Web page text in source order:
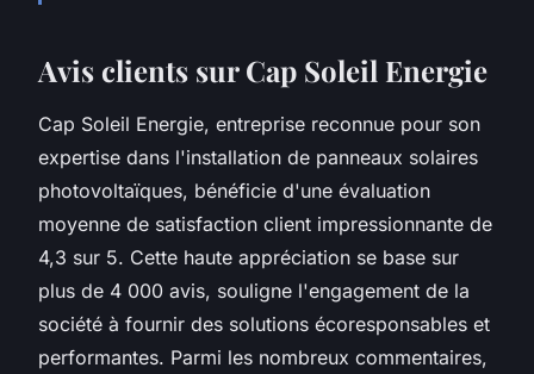
Avis clients sur Cap Soleil Energie
Cap Soleil Energie, entreprise reconnue pour son
expertise dans l'installation de panneaux solaires
photovoltaïques, bénéficie d'une évaluation
moyenne de satisfaction client impressionnante de
4,3 sur 5. Cette haute appréciation se base sur
plus de 4 000 avis, souligne l'engagement de la
société à fournir des solutions écoresponsables et
performantes. Parmi les nombreux commentaires,